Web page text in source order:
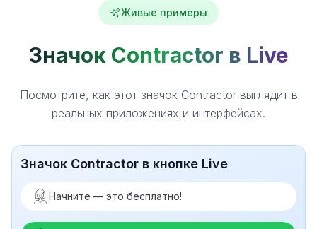
Живые примеры
Значок Contractor в Live
Посмотрите, как этот значок Contractor выглядит в
реальных приложениях и интерфейсах.
Значок Contractor в кнопке Live
Начните — это бесплатно!